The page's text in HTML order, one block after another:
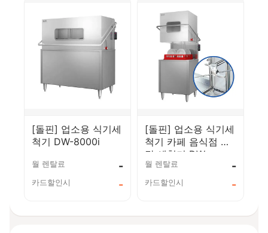
[돌핀] 업소용 식기세
척기 DW-8000i
월 렌탈료 -
카드할인시 -
[돌핀] 업소용 식기세
척기 카페 음식점 식
당 세척기 DW-
5000iH
월 렌탈료 -
카드할인시 -